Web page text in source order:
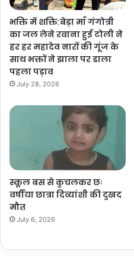
भक्ति में शक्ति:बेड़ा माँ गंगोत्री
का जल लेने रवाना हुई टोली ने
हर हर महादेव नारों की गूंज के
साथ भक्तों ने झाला पर डाला
पहला पड़ाव
July 28, 2026
स्कूल बस से कुचलकर छः
वर्षीया छात्रा दिव्यांशी की दुखद
मौत
July 6, 2026